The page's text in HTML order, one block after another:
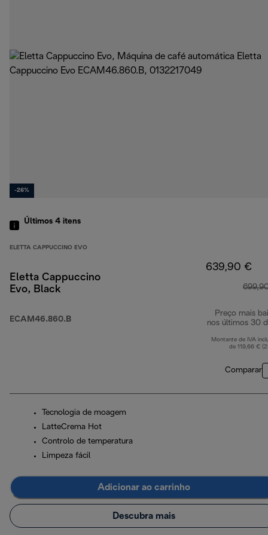
-26%
Últimos 4 itens
ELETTA CAPPUCCINO EVO
Eletta Cappuccino
Evo, Black
ECAM46.860.B
639,90 €
Preço mais
nos últimos 30
Montante de IVA
de 119,66 €
Comparar
Tecnologia de moagem
LatteCrema Hot
Controlo de temperatura
Limpeza fácil
Adicionar ao carrinho
Descubra mais